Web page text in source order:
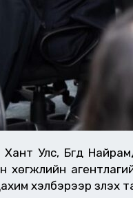
Улс, Бүгд
хөгжлийн
хэлбэрээр